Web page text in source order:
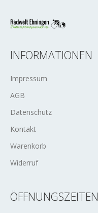
INFORMATIONEN
Impressum
AGB
Datenschutz
Kontakt
Warenkorb
Widerruf
ÖFFNUNGSZEITEN